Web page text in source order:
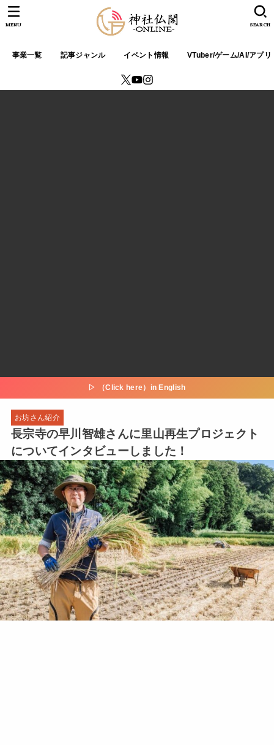
事業一覧 記事ジャンル イベント情報 VTuber/ゲーム/AI/アプリ
SEARCH
MENU
▷ （Click here）in English
お坊さん紹介
長宗寺の早川智雄さんに里山再生プロジェクト
についてインタビューしました！